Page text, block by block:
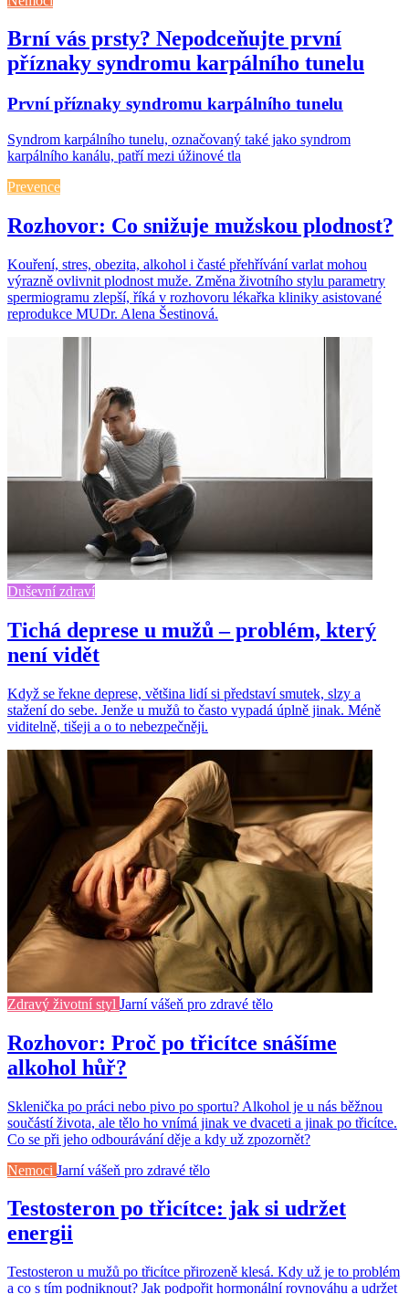
Brní vás prsty? Nepodceňujte první
příznaky syndromu karpálního tunelu
První příznaky syndromu karpálního tunelu
Syndrom karpálního tunelu, označovaný také jako syndrom
karpálního kanálu, patří mezi úžinové tla
Prevence
Rozhovor: Co snižuje mužskou plodnost?
Kouření, stres, obezita, alkohol i časté přehřívání varlat mohou
výrazně ovlivnit plodnost muže. Změna životního stylu parametry
spermiogramu zlepší, říká v rozhovoru lékařka kliniky asistované
reprodukce MUDr. Alena Šestinová.
Duševní zdraví
Tichá deprese u mužů – problém, který
není vidět
Když se řekne deprese, většina lidí si představí smutek, slzy a
stažení do sebe. Jenže u mužů to často vypadá úplně jinak. Méně
viditelně, tišeji a o to nebezpečněji.
Zdravý životní styl Jarní vášeň pro zdravé tělo
Rozhovor: Proč po třicítce snášíme
alkohol hůř?
Sklenička po práci nebo pivo po sportu? Alkohol je u nás běžnou
součástí života, ale tělo ho vnímá jinak ve dvaceti a jinak po třicítce.
Co se při jeho odbourávání děje a kdy už zpozornět?
Nemoci Jarní vášeň pro zdravé tělo
Testosteron po třicítce: jak si udržet
energii
Testosteron u mužů po třicítce přirozeně klesá. Kdy už je to problém
a co s tím podniknout? Jak podpořit hormonální rovnováhu a udržet